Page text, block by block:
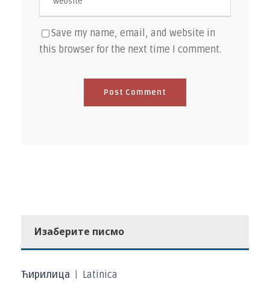
Save my name, email, and website in
this browser for the next time I comment.
Изаберите писмо
Ћирилица Latinica